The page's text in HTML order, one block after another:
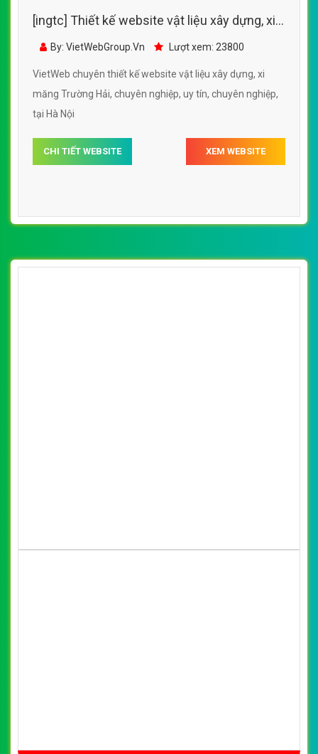
[ingtc] Thiết kế website vật liệu xây dựng, xi
măng Trường Hải
By: VietWebGroup.Vn Lượt xem: 23800
VietWeb chuyên thiết kế website vật liệu xây dựng, xi
măng Trường Hải, chuyên nghiệp, uy tín, chuyên nghiệp,
tại Hà Nội
CHI TIẾT WEBSITE XEM WEBSITE